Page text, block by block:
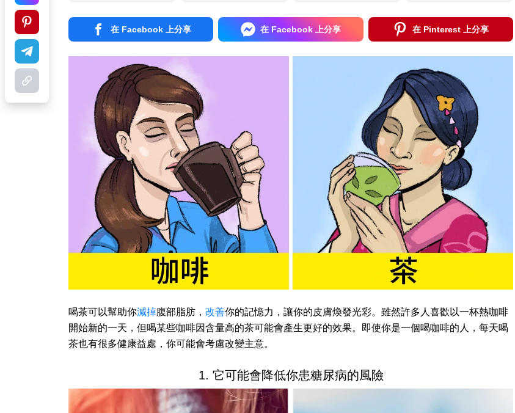
在 Facebook 上分享 在 Facebook 上分享 在 Pinterest 上分享
喝茶可以幫助你減掉腹部脂肪， 改善你的記憶力，讓你的皮膚煥發光彩。雖然許多人喜歡以一杯熱咖啡
開始新的一天，但喝某些咖啡因含量高的茶可能會產生更好的效果。即使你是一個喝咖啡的人，每天喝
茶也有很多健康益處，你可能會考慮改變主意。
1. 它可能會降低你患糖尿病的風險